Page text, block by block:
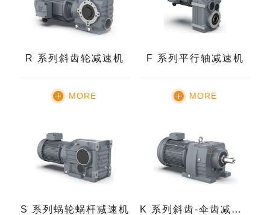
R 系列斜齿轮减速机
MORE
F 系列平行轴减速机
MORE
S 系列蜗轮蜗杆减速机 K 系列斜齿-伞齿减速机